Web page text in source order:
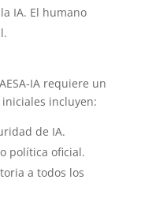
IA. El humano
IA requiere un
incluyen:
de IA.
política oficial.
a todos los